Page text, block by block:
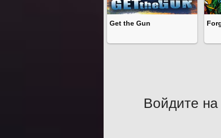
Get the Gun
Войдите на